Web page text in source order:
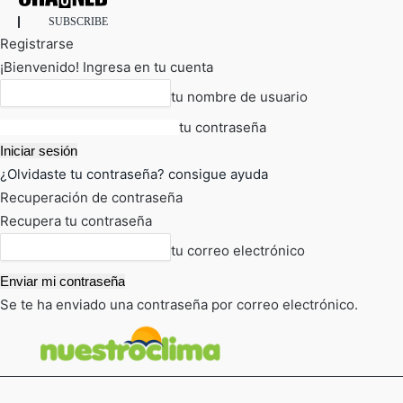
SUBSCRIBE
Registrarse
¡Bienvenido! Ingresa en tu cuenta
tu nombre de usuario
tu contraseña
¿Olvidaste tu contraseña? consigue ayuda
Recuperación de contraseña
Recupera tu contraseña
tu correo electrónico
Se te ha enviado una contraseña por correo electrónico.